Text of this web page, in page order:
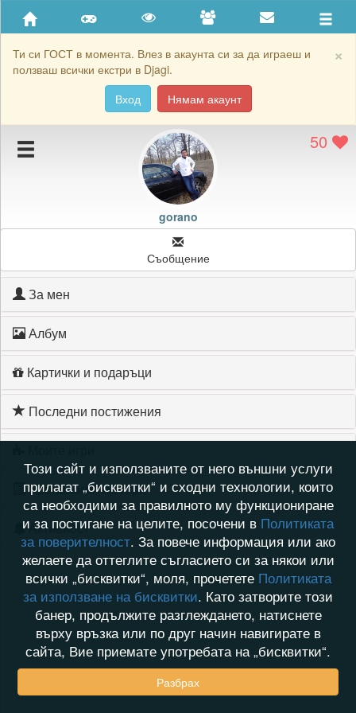
×
Ти си ГОСТ в момента. Влез в акаунта си за да играеш и
ползваш всички екстри в Djagi.
Вход
Нямам акаунт
Приятели
Хронология на игри
Подаръците на gorano
Картичките на gorano
50
gorano
Съобщение
За мен
Албум
Картички и подаръци
Последни постижения
Хронология на игри
Активност
Този сайт и използваните от него външни услуги
прилагат „бисквитки“ и сходни технологии, които
са необходими за правилното му функциониране
и за постигане на целите, посочени в Политиката
за поверителност. За повече информация или ако
желаете да оттеглите съгласието си за някои или
всички „бисквитки“, моля, прочетете Политиката
за използване на бисквитки. Като затворите този
банер, продължите разглеждането, натиснете
върху връзка или по друг начин навигирате в
сайта, Вие приемате употребата на „бисквитки“.
Разбрах